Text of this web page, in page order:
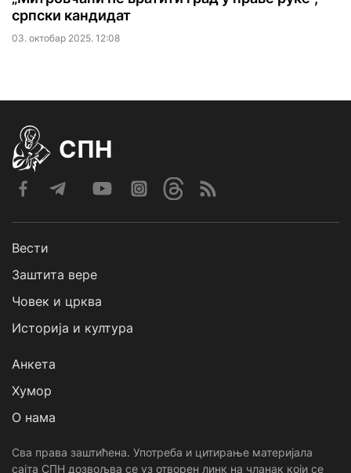
српски кандидат
03. октобар 2025. 12:08
СПН
Вести
Заштита вере
Човек и црква
Историја и култура
Анкета
Хумор
О нама
Сва права заштићена. Употреба и цитирање материјала
сајта СПН дозвољва се уз отворен линк на чланак који се